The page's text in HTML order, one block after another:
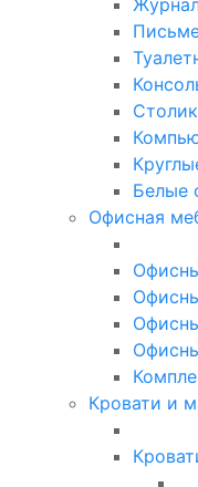
Белые
Офисная
Кровати и